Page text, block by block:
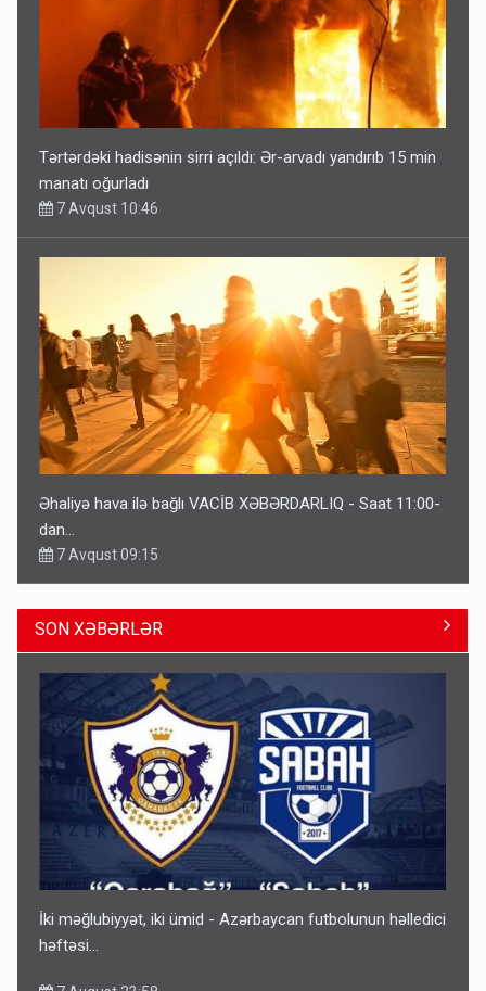
Tərtərdəki hadisənin sirri açıldı: Ər-arvadı yandırıb 15 min
manatı oğurladı
7 Avqust 10:46
Əhaliyə hava ilə bağlı VACİB XƏBƏRDARLIQ - Saat 11:00-
dan…
7 Avqust 09:15
Gedişi var, dönüşü yox: Bakı-Tbilisi-Bakı qatarına bilet
satışından böyük narazılıq
SON XƏBƏRLƏR
İki məğlubiyyət, iki ümid - Azərbaycan futbolunun həlledici
həftəsi...